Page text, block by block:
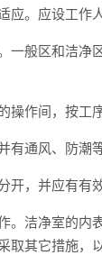
。应设工作人
般区和洁净
作间，按工序
通风、防潮等
，并应有有
洁净室的内
其它措施，